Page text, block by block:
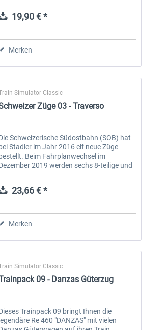
Brötli-Bahn». Dies deshalb, weil die...
19,90 € *
Merken
Simulator Classic
Züge 03 - Traverso
Schweizerische Südostbahn (SOB) hat
Stadler im Jahr 2016 elf neue Züge
Beim Fahrplanwechsel im
2019 werden sechs 8-teilige und
23,66 € *
Merken
Simulator Classic
09 - Danzas Güterzug
Trainpack 09 bringt Ihnen die
Re 460 "DANZAS" mit vielen